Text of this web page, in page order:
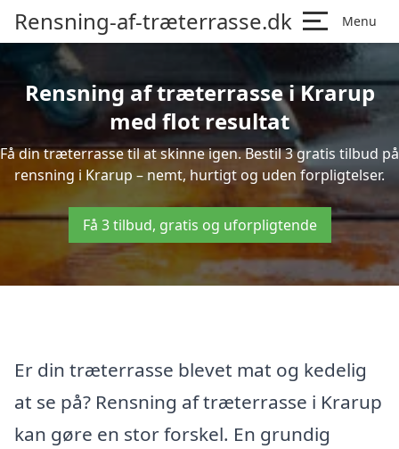
Rensning-af-træterrasse.dk Menu
Rensning af træterrasse i Krarup
med flot resultat
Få din træterrasse til at skinne igen. Bestil 3 gratis tilbud på
rensning i Krarup – nemt, hurtigt og uden forpligtelser.
Få 3 tilbud, gratis og uforpligtende
Er din træterrasse blevet mat og kedelig
at se på? Rensning af træterrasse i Krarup
kan gøre en stor forskel. En grundig